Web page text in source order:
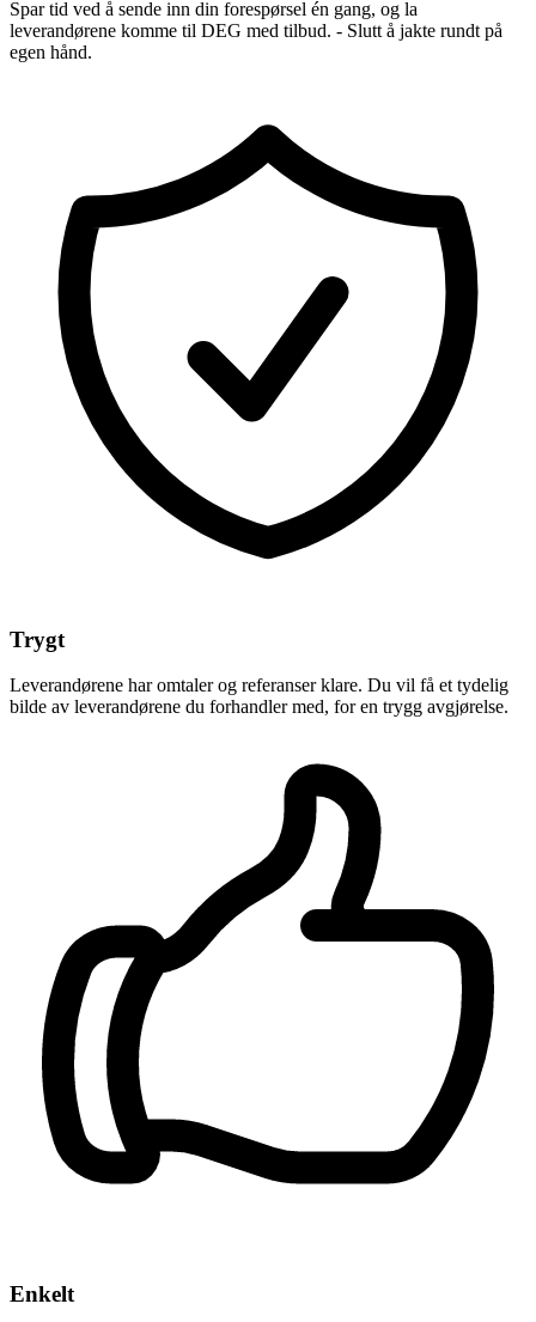
Spar tid ved å sende inn din forespørsel én gang, og la
leverandørene komme til DEG med tilbud. - Slutt å jakte rundt på
egen hånd.
Trygt
Leverandørene har omtaler og referanser klare. Du vil få et tydelig
bilde av leverandørene du forhandler med, for en trygg avgjørelse.
Enkelt